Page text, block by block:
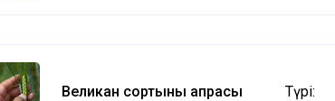
Великан сортының апрасы Түрі: